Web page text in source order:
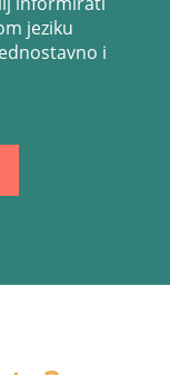
jeziku
i